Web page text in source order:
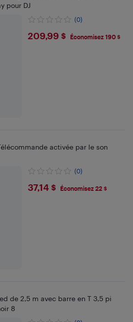
pour DJ
(0)
$209.99
209,99 $ Économisez 190 $
activée par le son
(0)
$37.14
37,14 $ Économisez 22 $
de 2,5 m avec barre en T 3,5 pi
8